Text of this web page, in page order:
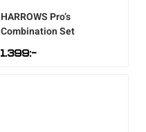
HARROWS Pro’s
Combination Set
1.399:-